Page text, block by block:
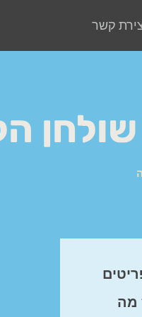
קשר
בשביל להעשיר את המראה של שולחן הקריאה הביתי. שכן, ישנם 3 פריטים
מה